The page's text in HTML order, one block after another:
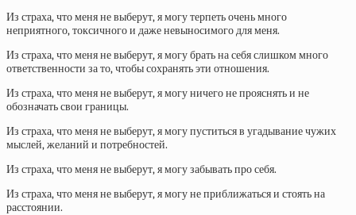
Из страха, что меня не выберут, я могу терпеть очень много
неприятного, токсичного и даже невыносимого для меня.
Из страха, что меня не выберут, я могу брать на себя слишком много
ответственности за то, чтобы сохранять эти отношения.
Из страха, что меня не выберут, я могу ничего не прояснять и не
обозначать свои границы.
Из страха, что меня не выберут, я могу пуститься в угадывание чужих
мыслей, желаний и потребностей.
Из страха, что меня не выберут, я могу забывать про себя.
Из страха, что меня не выберут, я могу не приближаться и стоять на
расстоянии.